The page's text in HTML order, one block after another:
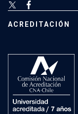
ACREDITACIÓN